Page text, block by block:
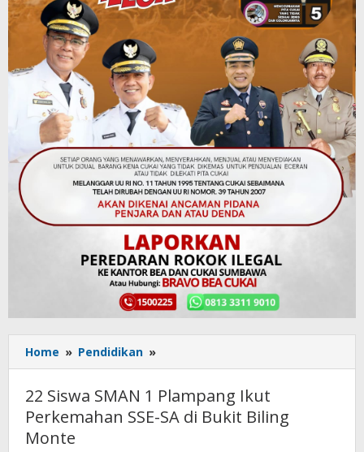
Home » Pendidikan »
Siswa
SMAN
1
Plampang
22 Siswa SMAN 1 Plampang Ikut
Perkemahan SSE-SA di Bukit Biling
Monte